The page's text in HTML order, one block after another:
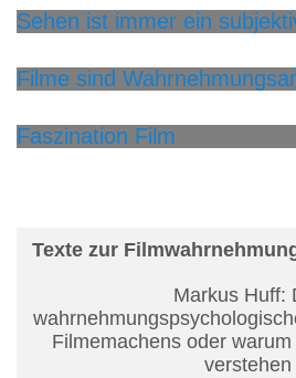
Sehen ist immer ein
Filme sind
Faszination Film
Texte zur
Markus Huff:
Filmemachens oder
verstehen